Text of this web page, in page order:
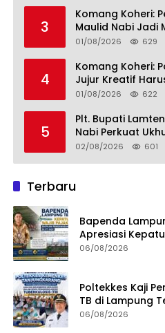
Hadirkan
Berkualitas
3
Komang Koheri:
Maulid Nabi Jadi
Perkuat Ukhuwah
01/08/2026 629
4
Komang Koheri:
Jujur Kreatif
Persatuan untuk
01/08/2026 622
5
Plt. Bupati
Nabi Perkuat
Jaga Kerukunan
02/08/2026 601
Terbaru
Bapenda
Apresiasi
Pajak, Siapkan
06/08/2026
Poltekkes Kaji
TB di Lampung
06/08/2026